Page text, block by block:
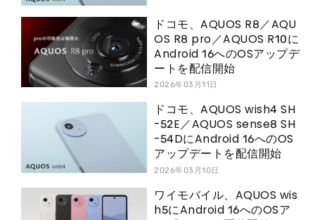
ドコモ、AQUOS R8／AQU
OS R8 pro／AQUOS R10に
Android 16へのOSアップデ
ートを配信開始
2026年03月11日
ドコモ、AQUOS wish4 SH
-52E／AQUOS sense8 SH
-54DにAndroid 16へのOS
アップデートを配信開始
2026年03月10日
ワイモバイル、AQUOS wis
h5にAndroid 16へのOSア